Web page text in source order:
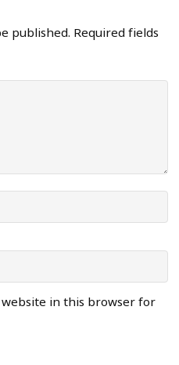
published. Required fields
website in this browser for